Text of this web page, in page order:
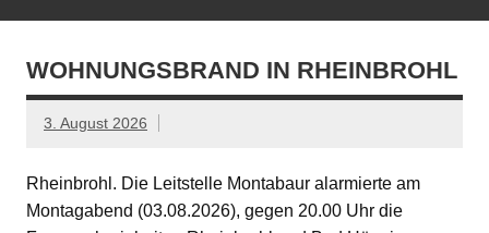
WOHNUNGSBRAND IN RHEINBROHL
3. August 2026
Rheinbrohl. Die Leitstelle Montabaur alarmierte am
Montagabend (03.08.2026), gegen 20.00 Uhr die